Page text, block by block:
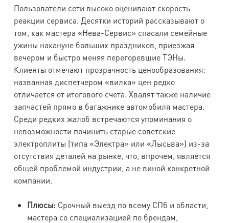
Пользователи сети высоко оценивают скорость
реакции сервиса. Десятки историй рассказывают о
том, как мастера «Нева-Сервис» спасали семейные
ужины накануне больших праздников, приезжая
вечером и быстро меняя перегоревшие ТЭНы.
Клиенты отмечают прозрачность ценообразования:
названная диспетчером «вилка» цен редко
отличается от итогового счета. Хвалят также наличие
запчастей прямо в багажнике автомобиля мастера.
Среди редких жалоб встречаются упоминания о
невозможности починить старые советские
электроплиты (типа «Электра» или «Лысьва») из-за
отсутствия деталей на рынке, что, впрочем, является
общей проблемой индустрии, а не виной конкретной
компании.
Плюсы: Срочный выезд по всему СПб и области,
мастера со специализацией по брендам,